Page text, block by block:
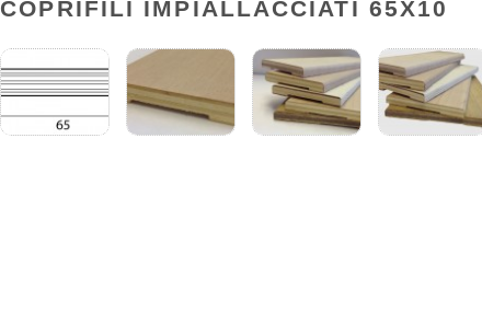
COPRIFILI IMPIALLACCIATI 65X10